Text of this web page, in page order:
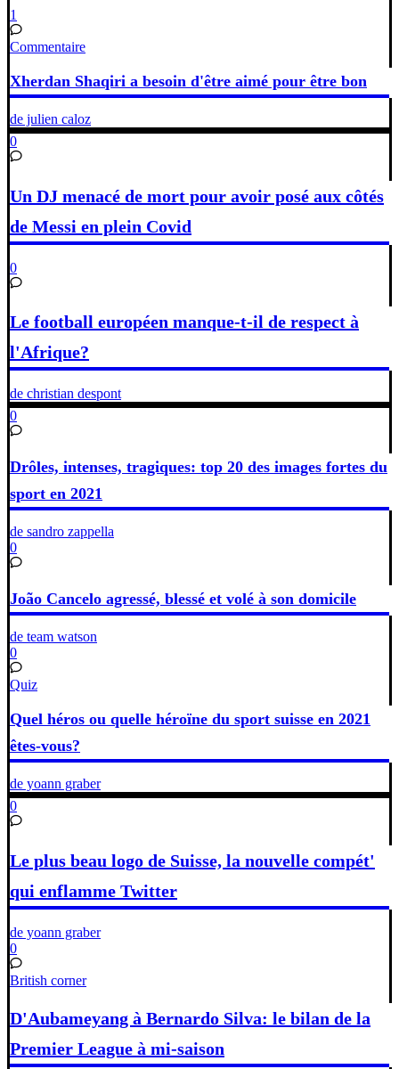
1
Commentaire
Xherdan Shaqiri a besoin d'être aimé pour être bon
de julien caloz
0
Un DJ menacé de mort pour avoir posé aux côtés
de Messi en plein Covid
0
Le football européen manque-t-il de respect à
l'Afrique?
de christian despont
0
Drôles, intenses, tragiques: top 20 des images fortes du
sport en 2021
de sandro zappella
0
João Cancelo agressé, blessé et volé à son domicile
de team watson
0
Quiz
Quel héros ou quelle héroïne du sport suisse en 2021
êtes-vous?
de yoann graber
0
Le plus beau logo de Suisse, la nouvelle compét'
qui enflamme Twitter
de yoann graber
0
British corner
D'Aubameyang à Bernardo Silva: le bilan de la
Premier League à mi-saison